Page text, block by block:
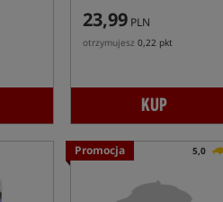
23,99 PLN
otrzymujesz 0,22 pkt
KUP
Promocja 5,0